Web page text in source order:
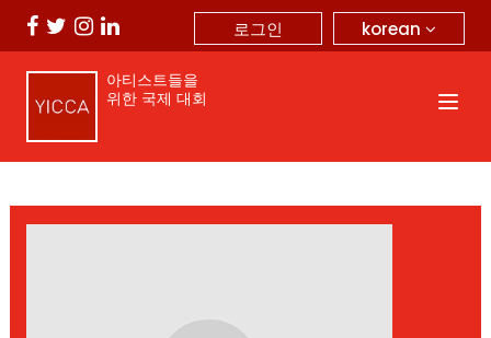
korean
로그인
아티스트들을
위한 국제 대회